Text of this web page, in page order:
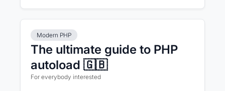
Modern PHP
The ultimate guide to PHP
autoload 🇬🇧
For everybody interested